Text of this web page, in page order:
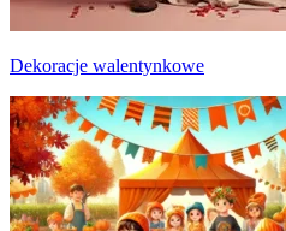
Dekoracje walentynkowe